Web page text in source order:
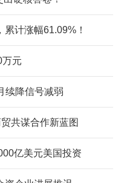
计涨幅61.09%！
元
续降信号减弱
共谋合作新蓝图
亿美元美国投资